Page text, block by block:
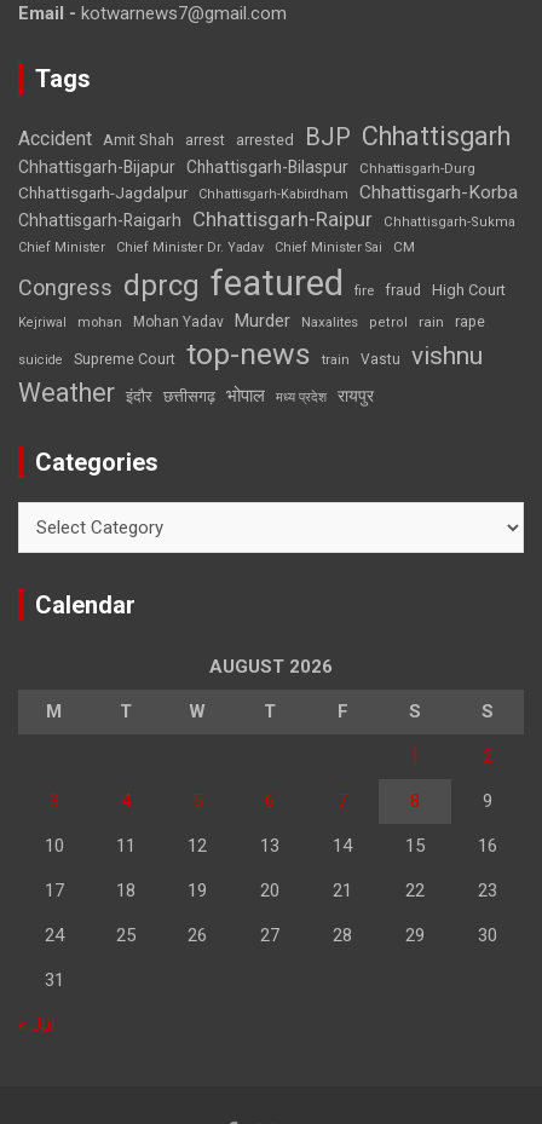
Email - kotwarnews7@gmail.com
Tags
Accident Amit Shah arrest arrested BJP Chhattisgarh
Chhattisgarh-Bijapur Chhattisgarh-Bilaspur Chhattisgarh-Durg
Chhattisgarh-Jagdalpur Chhattisgarh-Kabirdham Chhattisgarh-Korba
Chhattisgarh-Raigarh Chhattisgarh-Raipur
Chhattisgarh-Sukma
Chief Minister
Chief Minister Dr. Yadav Chief Minister Sai CM
Congress dprcg featured fire fraud High Court
Kejriwal mohan Mohan Yadav Murder Naxalites petrol rain rape
suicide Supreme Court top-news train Vastu vishnu
Weather इंदौर छत्तीसगढ़ भोपाल मध्य प्रदेश रायपुर
Categories
Calendar
AUGUST 2026
M T W T F S S
1 2
3 4 5 6 7 8 9
10 11 12 13 14 15 16
17 18 19 20 21 22 23
24 25 26 27 28 29 30
31
« Jul